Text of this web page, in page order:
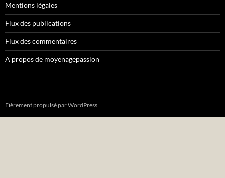
Mentions légales
Flux des publications
Flux des commentaires
A propos de moyenagepassion
Fièrement propulsé par WordPress